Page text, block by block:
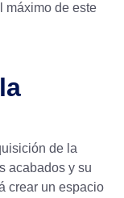
máximo de este
de la
acabados y su
crear un espacio